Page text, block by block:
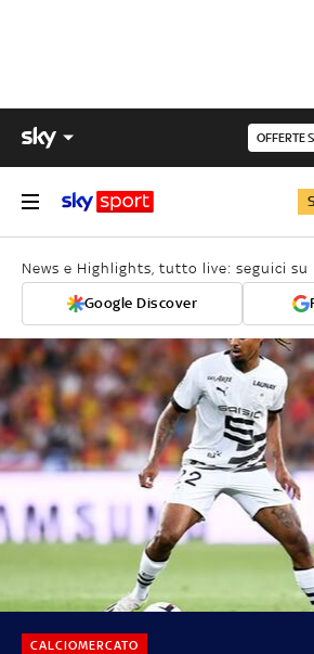
OFFERTE
News e Highlights, tutto live: seguici su
Google Discover
CALCIOMERCATO